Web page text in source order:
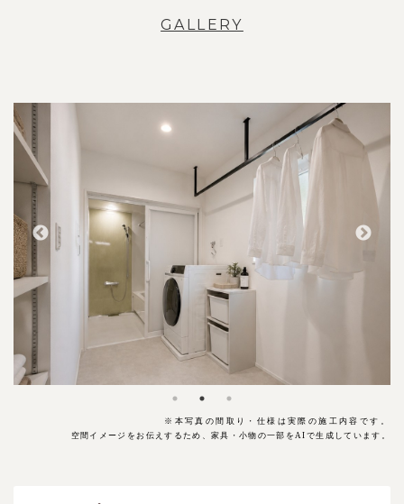
GALLERY
※本写真の 間取り・仕様は実際の施工内容です。
空間イメージをお伝えするため、家具・小物の一部をAIで生成しています。